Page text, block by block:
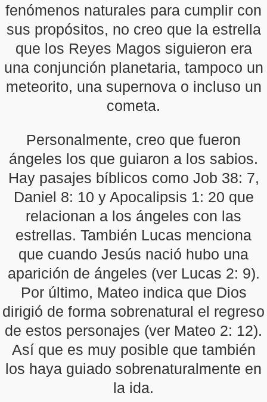
fenómenos naturales para cumplir con
sus propósitos, no creo que la estrella
que los Reyes Magos siguieron era
una conjunción planetaria, tampoco un
meteorito, una supernova o incluso un
cometa.
Personalmente, creo que fueron
ángeles los que guiaron a los sabios.
Hay pasajes bíblicos como Job 38: 7,
Daniel 8: 10 y Apocalipsis 1: 20 que
relacionan a los ángeles con las
estrellas. También Lucas menciona
que cuando Jesús nació hubo una
aparición de ángeles (ver Lucas 2: 9).
Por último, Mateo indica que Dios
dirigió de forma sobrenatural el regreso
de estos personajes (ver Mateo 2: 12).
Así que es muy posible que también
los haya guiado sobrenaturalmente en
la ida.